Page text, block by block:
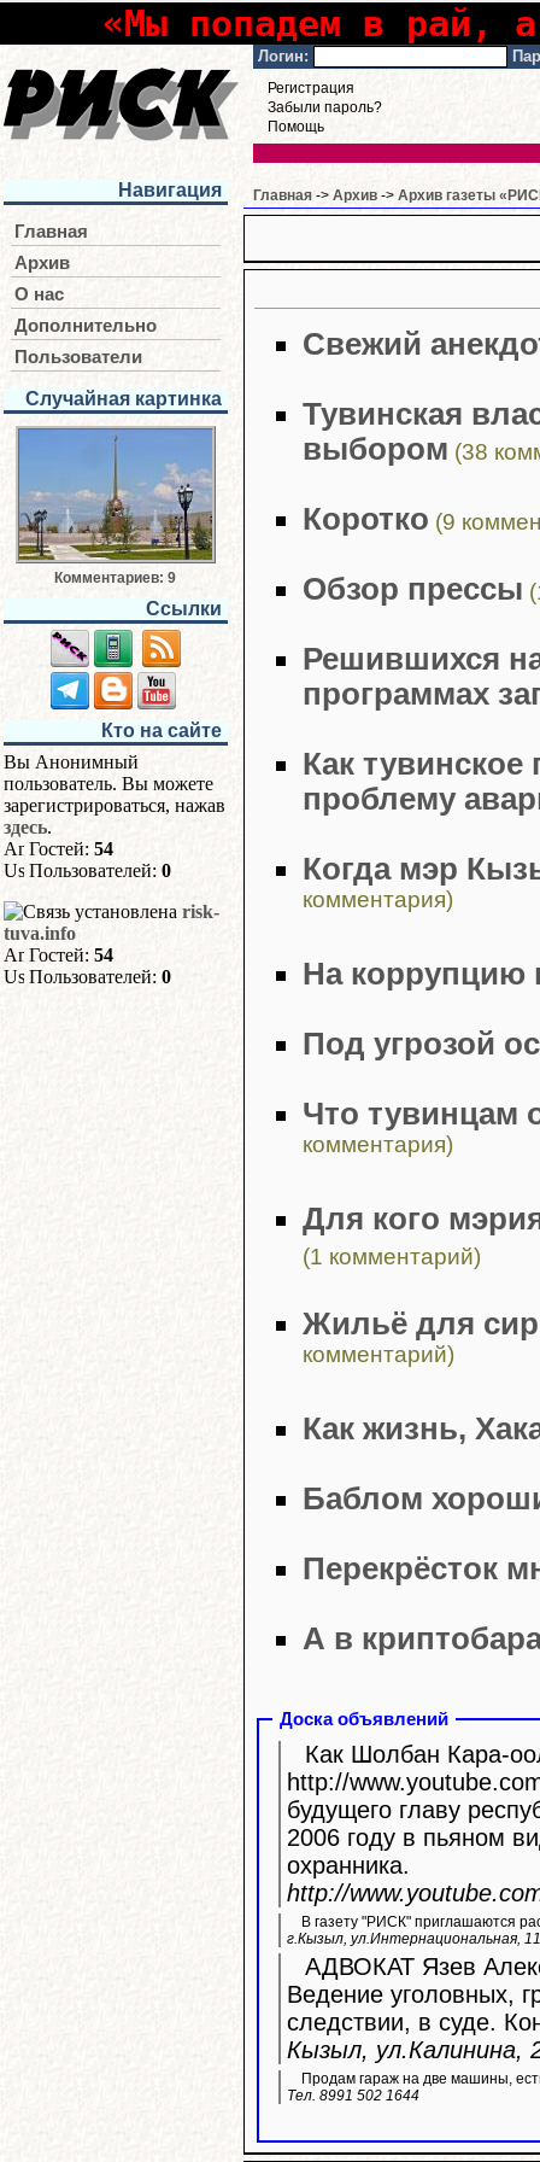
«Мы попадем в рай,
Логин:
Регистрация
Забыли пароль?
Помощь
Навигация
Главная
Архив
О нас
Дополнительно
Пользователи
Случайная картинка
Комментариев: 9
Ссылки
Кто на сайте
Вы Анонимный
пользователь. Вы можете
зарегистрироваться, нажав
здесь.
Гостей: 54
Пользователей: 0
risk-
tuva.info
Гостей: 54
Пользователей: 0
Главная -> Архив -> Архив газеты
Свежий
Тувинская
выбором (38
Коротко (9
Обзор прессы
Решившихся
программах
Как
проблему
Когда мэр
комментария)
На коррупцию
Под угрозой
Что тувинцам
комментария)
Для кого
(1 комментарий)
Жильё для
комментарий)
Как жизнь,
Баблом
Перекрёсток
А в
Доска объявлений
Как Шолбан Кара-
http://www.youtube.com/
будущего главу
2006 году в пьяном
охранника.
http://
В газету "РИСК" приглашаются
г.Кызыл, ул.Интернациональная,
АДВОКАТ Язев
Ведение уголовных,
следствии, в суде.
Кызыл, ул.Калинина,
Продам гараж на две машины,
Тел. 8991 502 1644